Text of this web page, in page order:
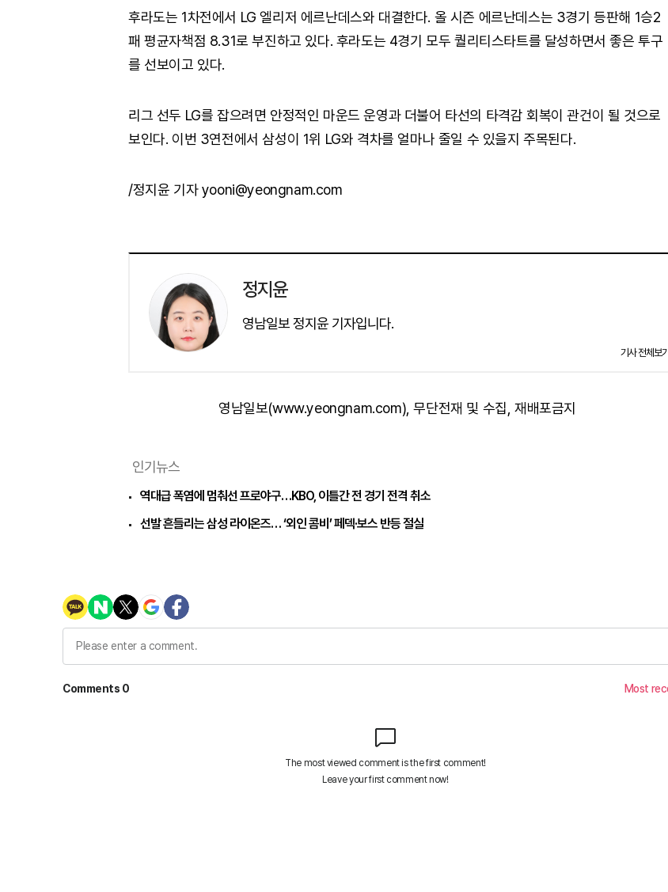
후라도는 1차전에서 LG 엘리저 에르난데스와 대결한다. 올 시즌 에르난데스는 3경기 등판해 1승2
패 평균자책점 8.31로 부진하고 있다. 후라도는 4경기 모두 퀄리티스타트를 달성하면서 좋은 투구
를 선보이고 있다.
리그 선두 LG를 잡으려면 안정적인 마운드 운영과 더불어 타선의 타격감 회복이 관건이 될 것으로
보인다. 이번 3연전에서 삼성이 1위 LG와 격차를 얼마나 줄일 수 있을지 주목된다.
/정지윤 기자 yooni@yeongnam.com
정지윤
영남일보 정지윤 기자입니다.
기사 전체보기
영남일보(www.yeongnam.com), 무단전재 및 수집, 재배포금지
인기뉴스
역대급 폭염에 멈춰선 프로야구…KBO, 이틀간 전 경기 전격 취소
선발 흔들리는 삼성 라이온즈… ‘외인 콤비’ 페덱·보스 반등 절실